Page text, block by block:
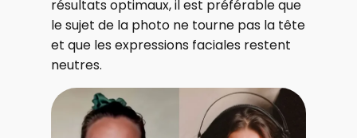
résultats optimaux, il est préférable que
le sujet de la photo ne tourne pas la tête
et que les expressions faciales restent
neutres.